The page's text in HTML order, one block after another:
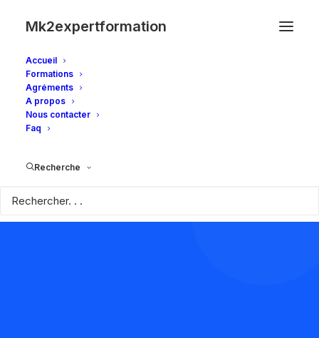
Mk2expertformation
Accueil
Formations
Agréments
A propos
Nous contacter
Faq
RechercheReview your order